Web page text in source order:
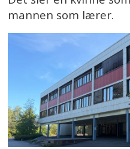
mannen som lærer.